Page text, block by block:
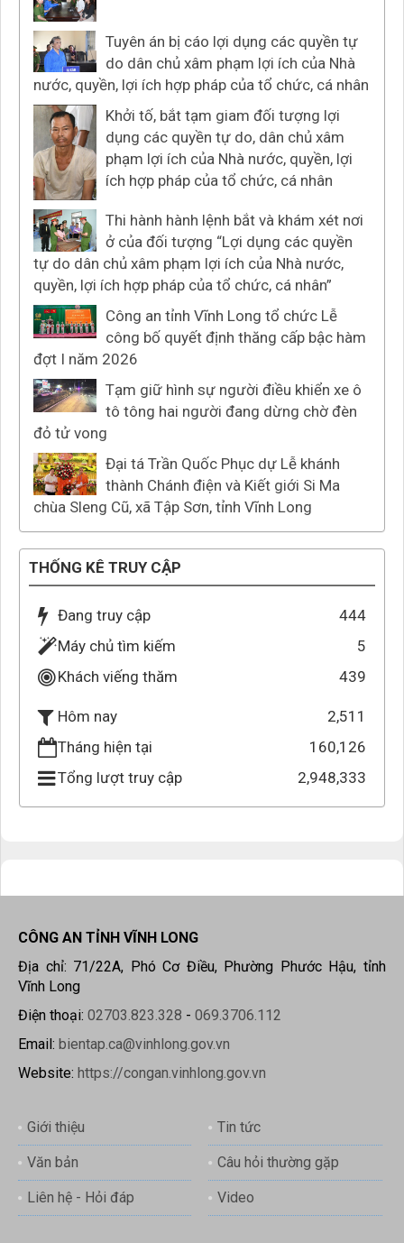
Tuyên án bị cáo lợi dụng các quyền tự
do dân chủ xâm phạm lợi ích của Nhà
nước, quyền, lợi ích hợp pháp của tổ chức, cá nhân
Khởi tố, bắt tạm giam đối tượng lợi
dụng các quyền tự do, dân chủ xâm
phạm lợi ích của Nhà nước, quyền, lợi
ích hợp pháp của tổ chức, cá nhân
Thi hành hành lệnh bắt và khám xét nơi
ở của đối tượng “Lợi dụng các quyền
tự do dân chủ xâm phạm lợi ích của Nhà nước,
quyền, lợi ích hợp pháp của tổ chức, cá nhân”
Công an tỉnh Vĩnh Long tổ chức Lễ
công bố quyết định thăng cấp bậc hàm
đợt I năm 2026
Tạm giữ hình sự người điều khiển xe ô
tô tông hai người đang dừng chờ đèn
đỏ tử vong
Đại tá Trần Quốc Phục dự Lễ khánh
thành Chánh điện và Kiết giới Si Ma
chùa Sleng Cũ, xã Tập Sơn, tỉnh Vĩnh Long
THỐNG KÊ TRUY CẬP
Đang truy cập
444
Máy chủ tìm kiếm
5
Khách viếng thăm
439
Hôm nay
2,511
Tháng hiện tại
160,126
Tổng lượt truy cập
2,948,333
CÔNG AN TỈNH VĨNH LONG
Địa chỉ: 71/22A, Phó Cơ Điều, Phường Phước Hậu, tỉnh
Vĩnh Long
Điện thoại: 02703.823.328 - 069.3706.112
Email: bientap.ca@vinhlong.gov.vn
Website: https://congan.vinhlong.gov.vn
Giới thiệu Tin tức
Văn bản Câu hỏi thường gặp
Liên hệ - Hỏi đáp Video